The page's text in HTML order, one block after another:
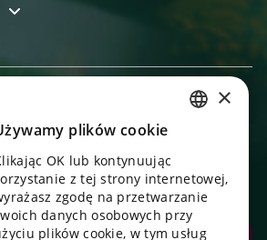
wygodniejsze!
dostawa, wygodny czat z
UKRAINIAN
PORTUGUESE
×
plików cookie
OK lub kontynuując
z tej strony internetowej,
zgodę na przetwarzanie
danych osobowych przy
plików cookie, w tym usług